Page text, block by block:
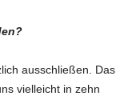
ausschließen. Das
vielleicht in zehn